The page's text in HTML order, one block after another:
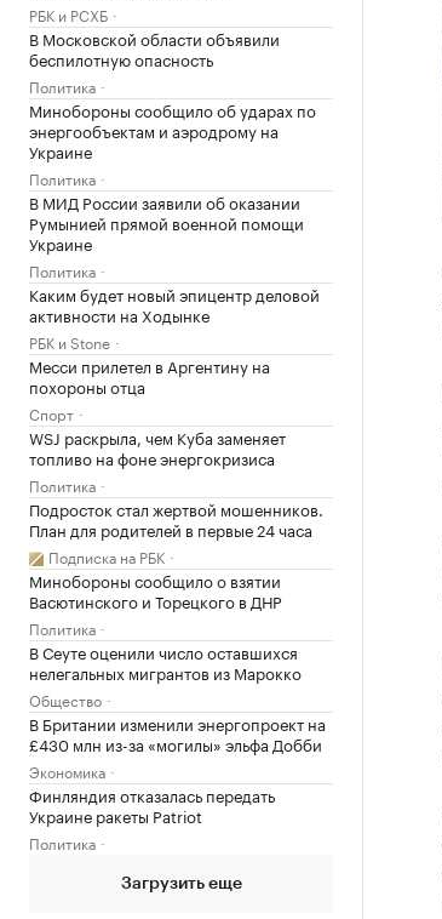
РБК и РСХБ
В Московской области объявили
беспилотную опасность
Политика
Минобороны сообщило об ударах по
энергообъектам и аэродрому на
Украине
Политика
В МИД России заявили об оказании
Румынией прямой военной помощи
Украине
Политика
Каким будет новый эпицентр деловой
активности на Ходынке
РБК и Stone
Месси прилетел в Аргентину на
похороны отца
Спорт
WSJ раскрыла, чем Куба заменяет
топливо на фоне энергокризиса
Политика
Подросток стал жертвой мошенников.
План для родителей в первые 24 часа
Подписка на РБК
Минобороны сообщило о взятии
Васютинского и Торецкого в ДНР
Политика
В Сеуте оценили число оставшихся
нелегальных мигрантов из Марокко
Общество
В Британии изменили энергопроект на
£430 млн из-за «могилы» эльфа Добби
Экономика
Финляндия отказалась передать
Украине ракеты Patriot
Политика
Загрузить еще